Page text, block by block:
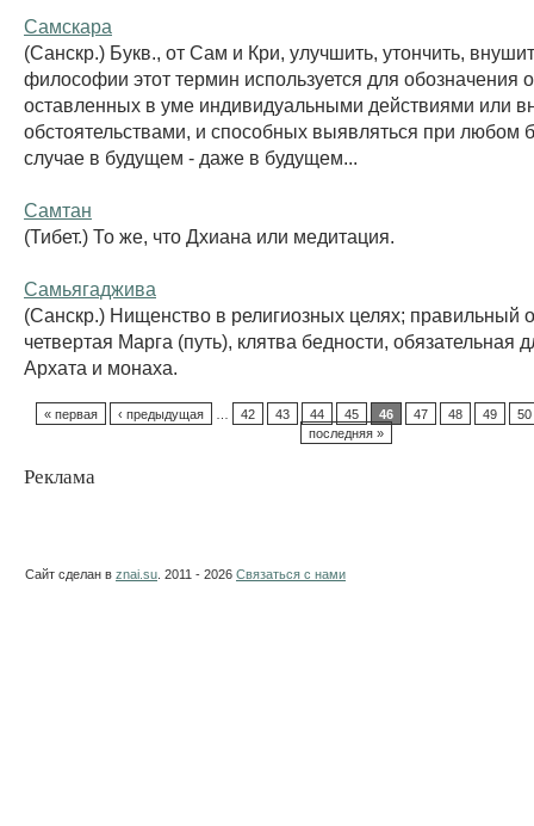
Самскара
(Санскр.) Букв., от Сам и Кри, улучшить, утончить,
философии этот термин используется для обозначения
оставленных в уме индивидуальными действиями или
обстоятельствами, и способных выявляться при любом
случае в будущем - даже в будущем...
Самтан
(Тибет.) То же, что Дхиана или медитация.
Самьягаджива
(Санскр.) Нищенство в религиозных целях; правильный
четвертая Марга (путь), клятва бедности, обязательная
Архата и монаха.
« первая ‹ предыдущая 42 43 44 45 46 47 48 49
50
последняя »
Реклама
Сайт сделан в znai.su . 2011 - 2026 Связаться с нами